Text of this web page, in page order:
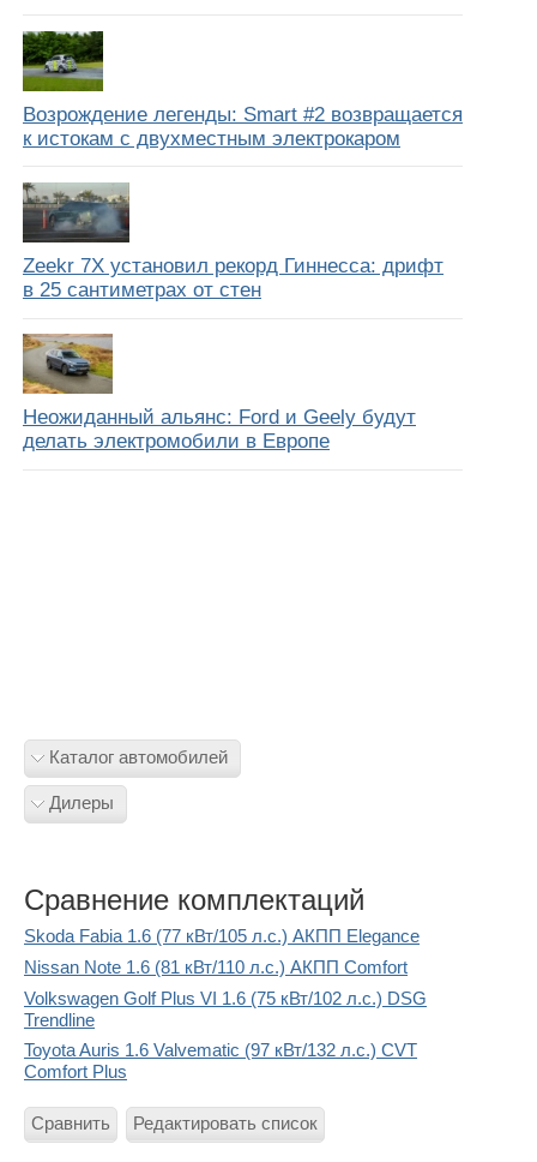
Возрождение легенды: Smart #2 возвращается
к истокам с двухместным электрокаром
Zeekr 7X установил рекорд Гиннесса: дрифт
в 25 сантиметрах от стен
Неожиданный альянс: Ford и Geely будут
делать электромобили в Европе
Каталог автомобилей
Дилеры
Сравнение комплектаций
Skoda Fabia 1.6 (77 кВт/105 л.с.) АКПП Elegance
Nissan Note 1.6 (81 кВт/110 л.с.) АКПП Comfort
Volkswagen Golf Plus VI 1.6 (75 кВт/102 л.с.) DSG
Trendline
Toyota Auris 1.6 Valvematic (97 кВт/132 л.с.) CVT
Comfort Plus
Сравнить Редактировать список